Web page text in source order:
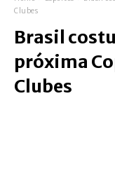
Clubes
Brasil
próxima
Clubes